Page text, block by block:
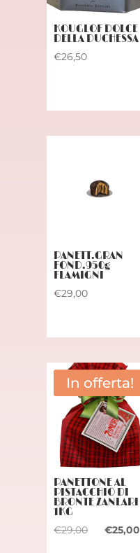
KOUGLOF DOLCE
DELLA DUCHESSA
€26,50
PANETT.GRAN
FOND.950g
FLAMIGNI
€29,00
In offerta!
PANETTONE AL
PISTACCHIO DI
BRONTE ZANLARI
1KG
€29,00 €25,00